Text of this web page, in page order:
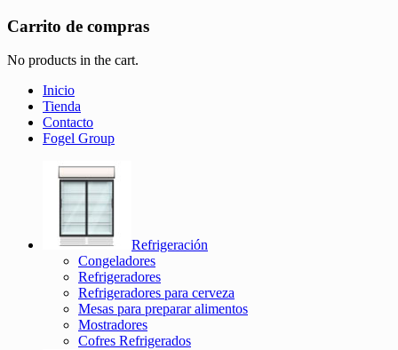
Carrito de compras
No products in the cart.
Inicio
Tienda
Contacto
Fogel Group
Refrigeración
Congeladores
Refrigeradores
Refrigeradores para cerveza
Mesas para preparar alimentos
Mostradores
Cofres Refrigerados